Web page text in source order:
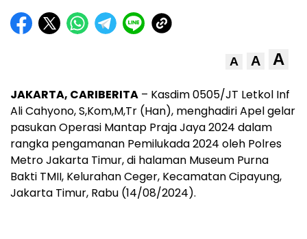
A A A
JAKARTA, CARIBERITA – Kasdim 0505/JT Letkol Inf
Ali Cahyono, S,Kom,M,Tr (Han), menghadiri Apel gelar
pasukan Operasi Mantap Praja Jaya 2024 dalam
rangka pengamanan Pemilukada 2024 oleh Polres
Metro Jakarta Timur, di halaman Museum Purna
Bakti TMII, Kelurahan Ceger, Kecamatan Cipayung,
Jakarta Timur, Rabu (14/08/2024).